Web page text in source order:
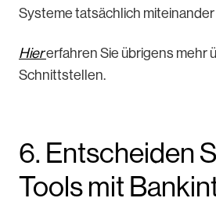
Systeme tatsächlich miteinander
Hiererfahren Sie übrigens mehr
Schnittstellen.
6. Entscheiden
Tools mit